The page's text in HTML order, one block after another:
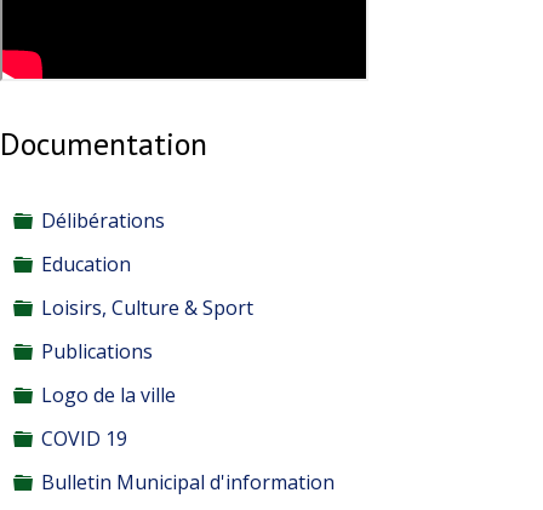
Documentation
Dossier
Délibérations
Dossier
Education
Dossier
Loisirs, Culture & Sport
Dossier
Publications
Dossier
Logo de la ville
Dossier
COVID 19
Dossier
Bulletin Municipal d'information